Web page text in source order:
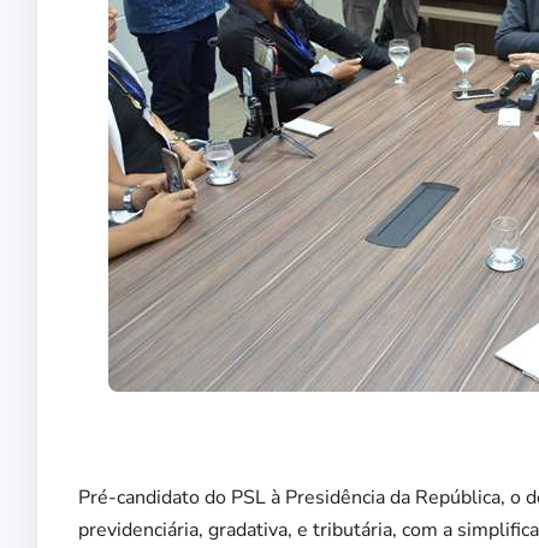
Pré-candidato do PSL à Presidência da República,
previdenciária, gradativa, e tributária, com a